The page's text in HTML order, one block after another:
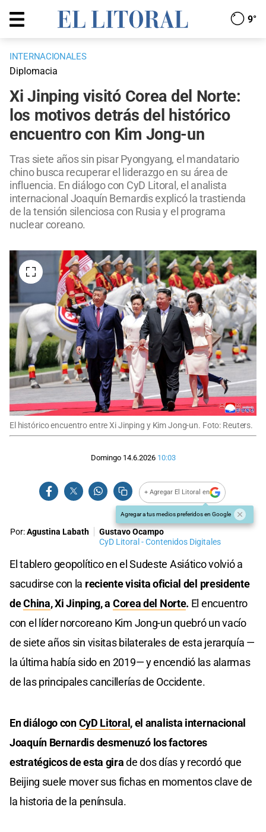
9°
INTERNACIONALES
Diplomacia
Xi Jinping visitó Corea del Norte:
los motivos detrás del histórico
encuentro con Kim Jong-un
Tras siete años sin pisar Pyongyang, el mandatario
chino busca recuperar el liderazgo en su área de
influencia. En diálogo con CyD Litoral, el analista
internacional Joaquín Bernardis explicó la trastienda
de la tensión silenciosa con Rusia y el programa
nuclear coreano.
El histórico encuentro entre Xi Jinping y Kim Jong-un. Foto: Reuters.
Domingo 14.6.2026 10:03
+ Agregar El Litoral en
Agregar a tus medios preferidos en Google
Por:Agustina Labath
Gustavo Ocampo
CyD Litoral - Contenidos Digitales
El tablero geopolítico en el Sudeste Asiático volvió a
sacudirse con la reciente visita oficial del presidente
deChina, Xi Jinping, a Corea del Norte. El encuentro
con el líder norcoreano Kim Jong-un quebró un vacío
de siete años sin visitas bilaterales de esta jerarquía —
la última había sido en 2019— y encendió las alarmas
de las principales cancillerías de Occidente.
En diálogo conCyD Litoral, el analista internacional
Joaquín Bernardis desmenuzó los factores
estratégicos de esta girade dos días y recordó que
Beijing suele mover sus fichas en momentos clave de
la historia de la península.